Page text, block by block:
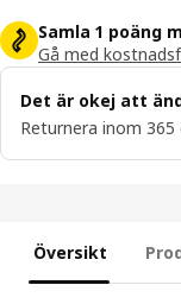
Samla 1 poäng
Gå med
Det är okej att
Returnera inom
Översikt